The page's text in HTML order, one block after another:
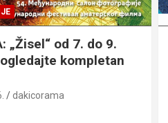
„Žisel“ od 7. do 9.
kompletan
dakicorama